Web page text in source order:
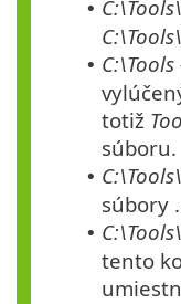
•
• C:\Tools
totiž
súboru.
•
súbory
•
tento